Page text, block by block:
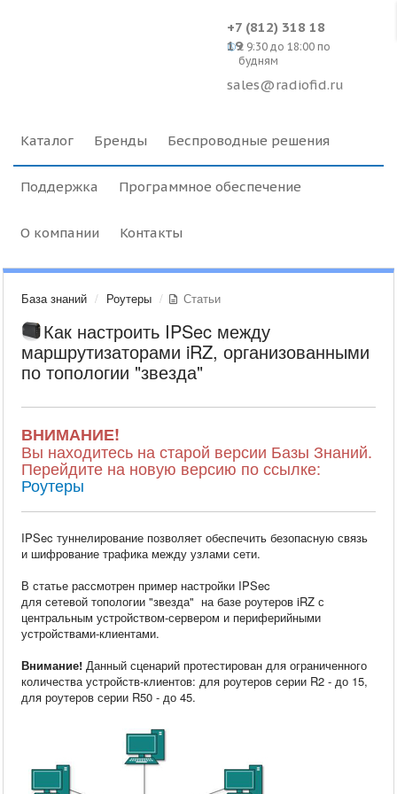
+7 (812) 318 18
19c 9:30 до 18:00 по
будням
sales@radiofid.ru
Каталог Бренды Беспроводные решения
Поддержка Программное обеспечение
О компании Контакты
База знаний Роутеры Статьи
Как настроить IPSec между
маршрутизаторами iRZ, организованными
по топологии "звезда"
ВНИМАНИЕ!
Вы находитесь на старой версии Базы Знаний.
Перейдите на новую версию по ссылке:
Роутеры
IPSec туннелирование позволяет обеспечить безопасную связь
и шифрование трафика между узлами сети.
В статье рассмотрен пример настройки IPSec
для сетевой топологии "звезда" на базе роутеров iRZ с
центральным устройством-сервером и периферийными
устройствами-клиентами.
Внимание! Данный сценарий протестирован для ограниченного
количества устройств-клиентов: для роутеров серии R2 - до 15,
для роутеров серии R50 - до 45.